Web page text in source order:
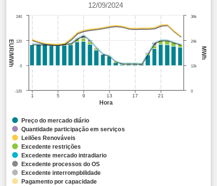
Hora
MWh
EUR/MWh
12/09/2024
1 5 9 13 17 21
0
24k
12k
36k
0
120
-120
240
Preço do mercado diário
Quantidade participação em serviços
Leilões Renováveis
Excedente restrições
Excedente mercado intradiario
Excedente processos do OS
Excedente interrompbilidade
Pagamento por capacidade